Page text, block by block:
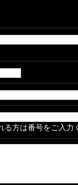
方は番号をご入力